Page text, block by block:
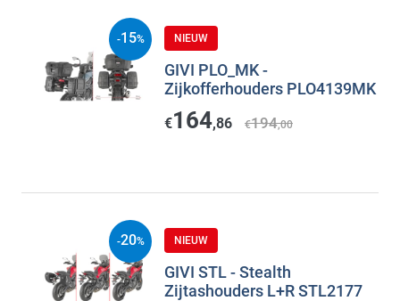
NIEUW
GIVI PLO_MK -
Zijkofferhouders PLO4139MK
€164,86 €194,00
-15%
NIEUW
GIVI STL - Stealth
Zijtashouders L+R STL2177
-20%